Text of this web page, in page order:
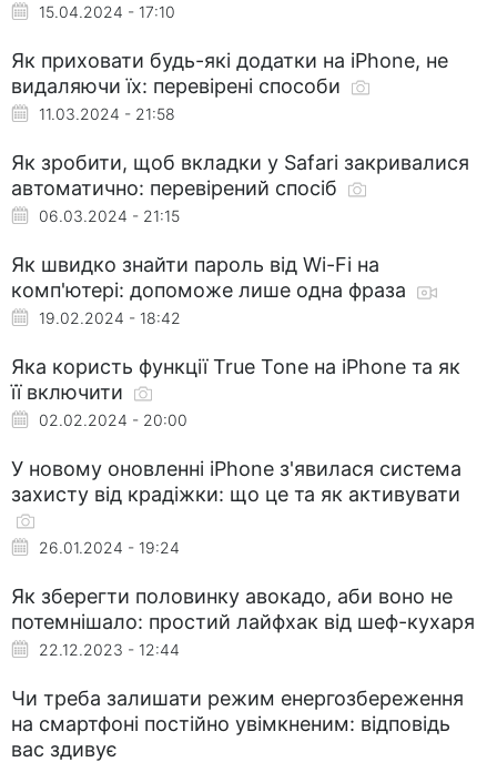
15.04.2024 - 17:10
Як приховати будь-які додатки на iPhone, не
видаляючи їх: перевірені способи
11.03.2024 - 21:58
Як зробити, щоб вкладки у Safari закривалися
автоматично: перевірений спосіб
06.03.2024 - 21:15
Як швидко знайти пароль від Wi-Fi на
комп'ютері: допоможе лише одна фраза
19.02.2024 - 18:42
Яка користь функції True Tone на iPhone та як
її включити
02.02.2024 - 20:00
У новому оновленні iPhone з'явилася система
захисту від крадіжки: що це та як активувати
26.01.2024 - 19:24
Як зберегти половинку авокадо, аби воно не
потемнішало: простий лайфхак від шеф-кухаря
22.12.2023 - 12:44
Чи треба залишати режим енергозбереження
на смартфоні постійно увімкненим: відповідь
вас здивує